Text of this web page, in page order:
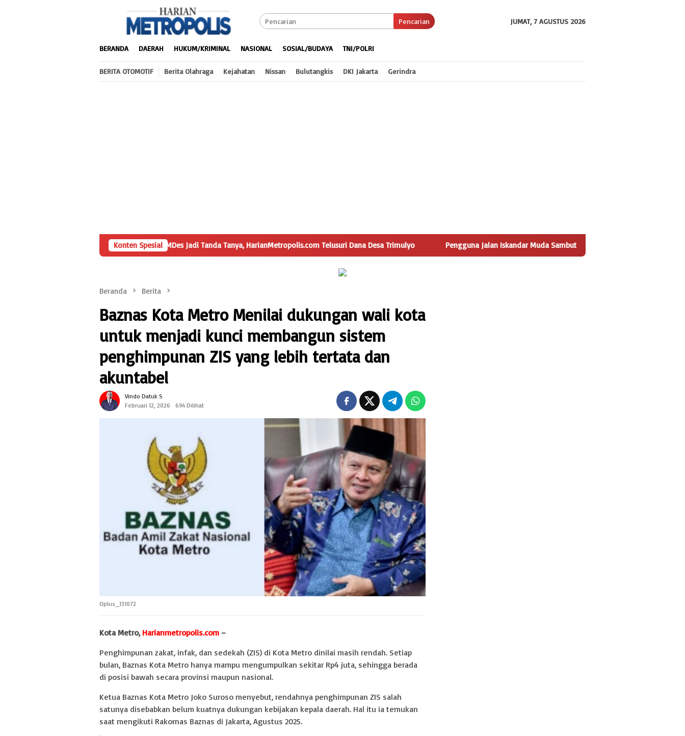
Pencarian JUMAT, 7 AGUSTUS 2026
BERANDA DAERAH HUKUM/KRIMINAL NASIONAL SOSIAL/BUDAYA TNI/POLRI
BERITA OTOMOTIF Berita Olahraga Kejahatan Nissan Bulutangkis DKI Jakarta Gerindra
Konten Spesial
Angka Penyertaan Modal BUMDes Jadi Tanda Tanya, HarianMetropolis.com Telusuri Dana Desa Trimulyo Pengguna Jalan Iskandar Muda Sambut Positif Pembangunan Tempat Pengelolaan
Beranda Berita
Baznas Kota Metro Menilai dukungan wali kota
untuk menjadi kunci membangun sistem
penghimpunan ZIS yang lebih tertata dan
akuntabel
Vindo Datuk S
Februari 12, 2026
694 Dilihat
Oplus_131072
Kota Metro, Harianmetropolis.com –
Penghimpunan zakat, infak, dan sedekah (ZIS) di Kota Metro dinilai masih rendah. Setiap
bulan, Baznas Kota Metro hanya mampu mengumpulkan sekitar Rp4 juta, sehingga berada
di posisi bawah secara provinsi maupun nasional.
Ketua Baznas Kota Metro Joko Suroso menyebut, rendahnya penghimpunan ZIS salah
satunya disebabkan belum kuatnya dukungan kebijakan kepala daerah. Hal itu ia temukan
saat mengikuti Rakornas Baznas di Jakarta, Agustus 2025.